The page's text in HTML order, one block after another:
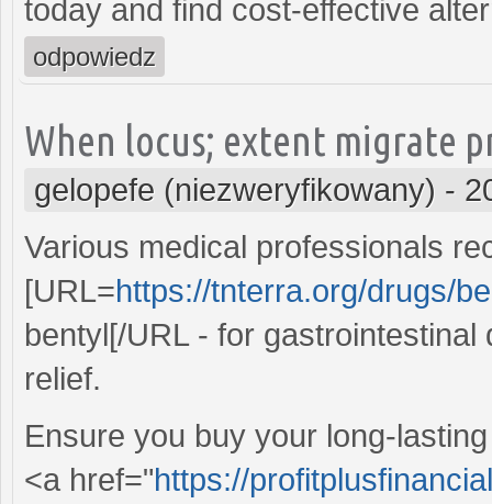
today and find cost-effective
odpowiedz
When locus; extent migrate
gelopefe (niezweryfikowany) -
Various medical professionals
[URL=https://tnterra.org/drugs/
bentyl[/URL - for
relief.
Ensure you buy your long-
<a href="https://